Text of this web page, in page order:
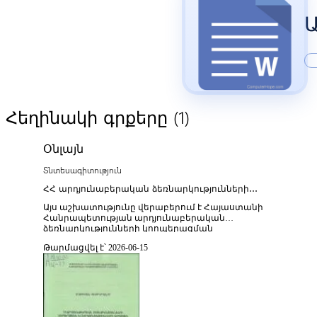
Հեղինակի գրքերը (1)
Օնլայն
Տնտեսագիտություն
ՀՀ արդյունաբերական ձեռնարկությունների
հիմնախնդիրները
Այս աշխատությունը վերաբերում է Հայաստանի
Հանրապետության արդյունաբերական
ձեռնարկությունների կոոպերացման
հիմնախնդիրների ուսումնասիրությանը՝ ընդգծելով
արտադրական կապերի խորացման, տեխնոլոգիական
արդիականացման և մրցունակության բարձրացման
հիմնական նպատակն է վերլուծել արդյունաբերական
ձեռնարկությունների միջև համագործակցության
Թարմացվել է՝ 2026-06-15